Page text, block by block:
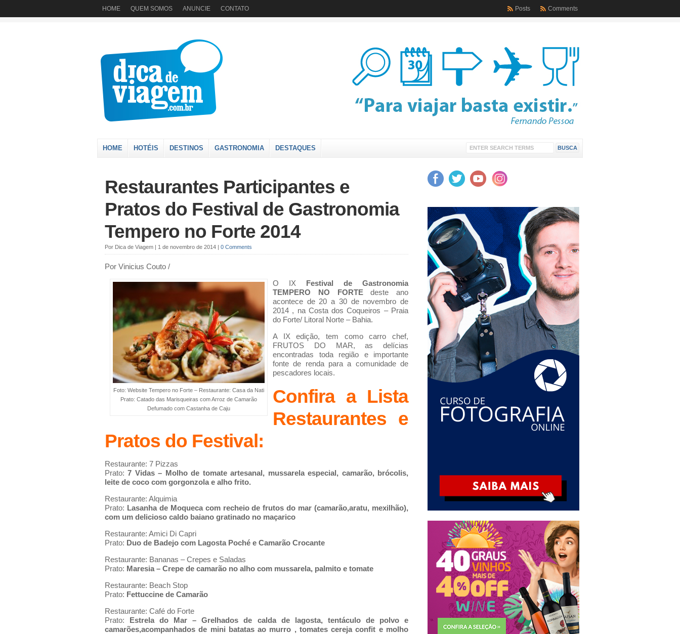
HOME QUEM SOMOS ANUNCIE CONTATO Comments
Posts
HOME HOTÉIS DESTINOS GASTRONOMIA DESTAQUES
Restaurantes Participantes e
Pratos do Festival de Gastronomia
Tempero no Forte 2014
Por Dica de Viagem | 1 de novembro de 2014 | 0 Comments
Por Vinicius Couto /
Foto: Website Tempero no Forte – Restaurante: Casa da Nati
Prato: Catado das Marisqueiras com Arroz de Camarão
Defumado com Castanha de Caju
O IX
Festival de Gastronomia
TEMPERO NO FORTEdeste ano
acontece de 20 a 30 de novembro de
2014 , na Costa dos Coqueiros – Praia
do Forte/ Litoral Norte – Bahia.
A IX edição, tem como carro chef,
FRUTOS DO MAR, as delícias
encontradas toda região e importante
fonte de renda para a comunidade de
pescadores locais.
Confira a Lista
Restaurantes e
Pratos do Festival:
Restaurante: 7 Pizzas
Prato:7 Vidas – Molho de tomate artesanal, mussarela especial, camarão, brócolis,
leite de coco com gorgonzola e alho frito.
Restaurante: Alquimia
Prato: Lasanha de Moqueca com recheio de frutos do mar (camarão,aratu, mexilhão),
com um delicioso caldo baiano gratinado no maçarico
Restaurante: Amici Di Capri
Prato: Duo de Badejo com Lagosta Poché e Camarão Crocante
Restaurante: Bananas – Crepes e Saladas
Prato: Maresia – Crepe de camarão no alho com mussarela, palmito e tomate
Restaurante: Beach Stop
Prato: Fettuccine de Camarão
Restaurante: Café do Forte
Prato:
Estrela do Mar – Grelhados de calda de lagosta, tentáculo de polvo e
camarões,acompanhados de mini batatas ao murro , tomates cereja confit e molho